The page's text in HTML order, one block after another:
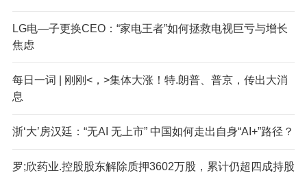
LG电—子更换CEO：“家电王者”如何拯救电视巨亏与增长
焦虑
每日一词 | 刚刚<，>集体大涨！特.朗普、普京，传出大消
息
浙‘大’房汉廷：“无AI 无上市” 中国如何走出自身“AI+”路径？
罗;欣药业.控股股东解除质押3602万股，累计仍超四成持股